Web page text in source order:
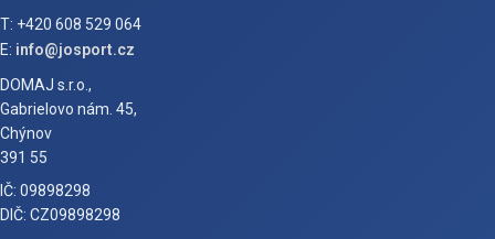
T: +420 608 529 064
E: info@josport.cz
DOMAJ s.r.o.,
Gabrielovo nám. 45,
Chýnov
391 55
IČ: 09898298
DIČ: CZ09898298